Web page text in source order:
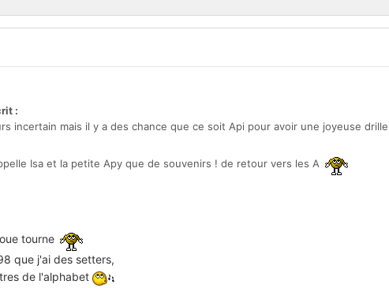
:
incertain mais il y a des chance que ce soit Api pour avoir une joyeuse
Isa et la petite Apy que de souvenirs ! de retour vers les A
tourne
que j'ai des setters,
de l'alphabet